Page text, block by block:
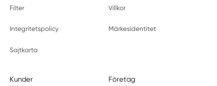
Filter Villkor
Integritetspolicy Märkesidentitet
Sajtkarta
Kunder Företag